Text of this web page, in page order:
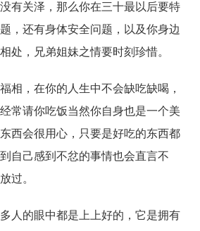
有关泽，那么你在三十最以后要特
，还有身体安全问题，以及你身边
处，兄弟姐妹之情要时刻珍惜。
，在你的人生中不会缺吃缺喝，
常请你吃饭当然你自身也是一个美
西会很用心，只要是好吃的东西都
自己感到不忿的事情也会直言不
过。
的眼中都是上上好的，它是拥有